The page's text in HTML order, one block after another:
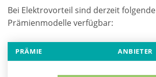
Bei Elektrovorteil sind derzeit folgende
Prämienmodelle verfügbar:
PRÄMIE ANBIETER